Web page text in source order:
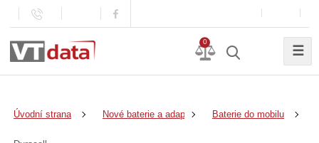
0
☰
Úvodní strana Nové baterie a adaptéry Baterie do mobilu